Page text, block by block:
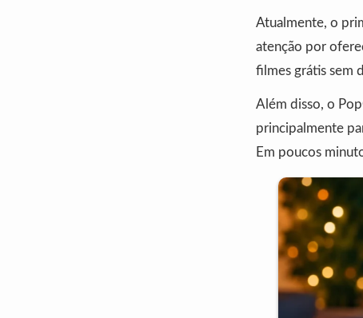
Atualmente, o
atenção por
filmes grátis sem
Além disso, o
principalmente
Em poucos